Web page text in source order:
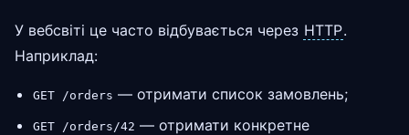
У вебсвіті це часто відбувається через HTTP.
Наприклад:
GET /orders — отримати список замовлень;
GET /orders/42 — отримати конкретне